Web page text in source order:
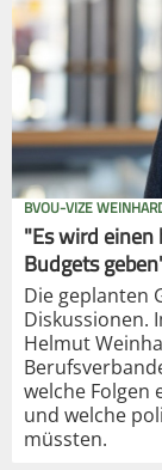
BVOU-VIZE
"Es wird
Budgets
Die geplanten
Diskussionen.
Helmut
welche Folgen
und welche
müssten.